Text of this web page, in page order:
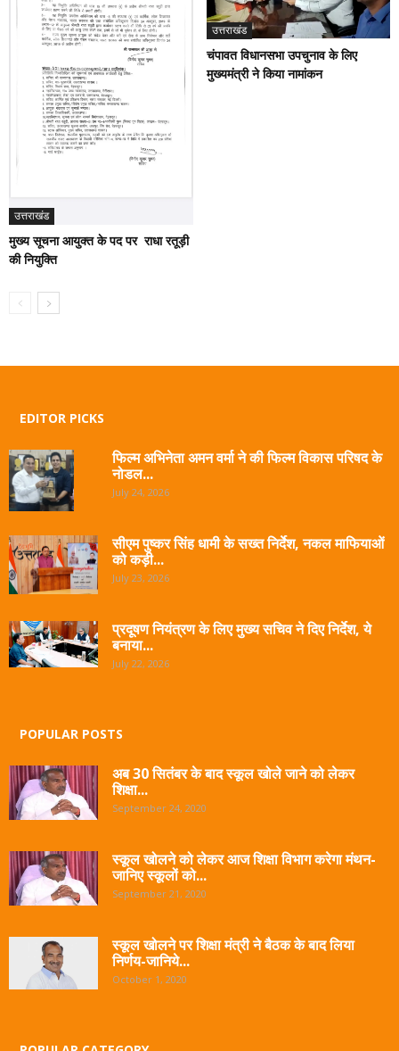
उत्तराखंड
मुख्य सूचना आयुक्त के पद पर राधा रतूड़ी
की नियुक्ति
उत्तराखंड
चंपावत विधानसभा उपचुनाव के लिए
मुख्यमंत्री ने किया नामांकन
EDITOR PICKS
फिल्म अभिनेता अमन वर्मा ने की फिल्म विकास परिषद के
नोडल...
July 24, 2026
सीएम पुष्कर सिंह धामी के सख्त निर्देश, नकल माफियाओं
को कड़ी...
July 23, 2026
प्रदूषण नियंत्रण के लिए मुख्य सचिव ने दिए निर्देश, ये
बनाया...
July 22, 2026
POPULAR POSTS
अब 30 सितंबर के बाद स्कूल खोले जाने को लेकर
शिक्षा...
September 24, 2020
स्कूल खोलने को लेकर आज शिक्षा विभाग करेगा मंथन-
जानिए स्कूलों को...
September 21, 2020
स्कूल खोलने पर शिक्षा मंत्री ने बैठक के बाद लिया
निर्णय-जानिये...
October 1, 2020